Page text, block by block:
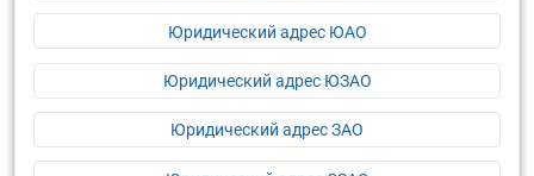
Юридический адрес ЮАО
Юридический адрес ЮЗАО
Юридический адрес ЗАО